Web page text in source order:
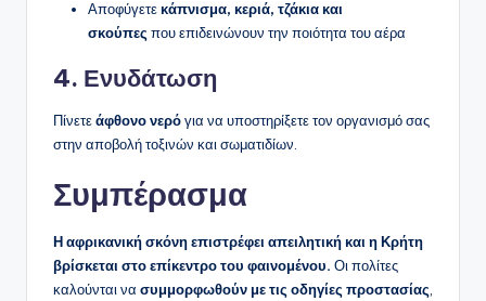
Αποφύγετεκάπνισμα, κεριά, τζάκια και
σκούπες που επιδεινώνουν την ποιότητα του αέρα
4. Ενυδάτωση
Πίνετεάφθονο νερόγια να υποστηρίξετε τον οργανισμό σας
στην αποβολή τοξινών και σωματιδίων.
Συμπέρασμα
Η αφρικανική σκόνη επιστρέφει απειλητική και η Κρήτη
βρίσκεται στο επίκεντρο του φαινομένου. Οι πολίτες
καλούνται να συμμορφωθούν με τις οδηγίες προστασίας